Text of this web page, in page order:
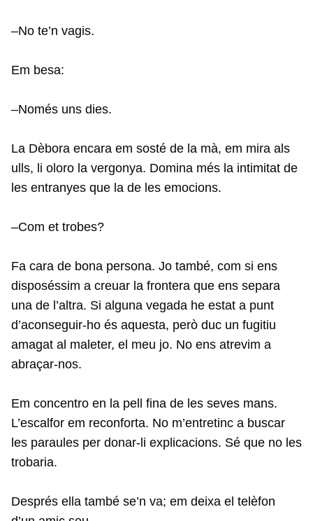
–No te’n vagis.
Em besa:
–Només uns dies.
La Dèbora encara em sosté de la mà, em mira als
ulls, li oloro la vergonya. Domina més la intimitat de
les entranyes que la de les emocions.
–Com et trobes?
Fa cara de bona persona. Jo també, com si ens
disposéssim a creuar la frontera que ens separa
una de l’altra. Si alguna vegada he estat a punt
d’aconseguir-ho és aquesta, però duc un fugitiu
amagat al maleter, el meu jo. No ens atrevim a
abraçar-nos.
Em concentro en la pell fina de les seves mans.
L’escalfor em reconforta. No m’entretinc a buscar
les paraules per donar-li explicacions. Sé que no les
trobaria.
Després ella també se’n va; em deixa el telèfon